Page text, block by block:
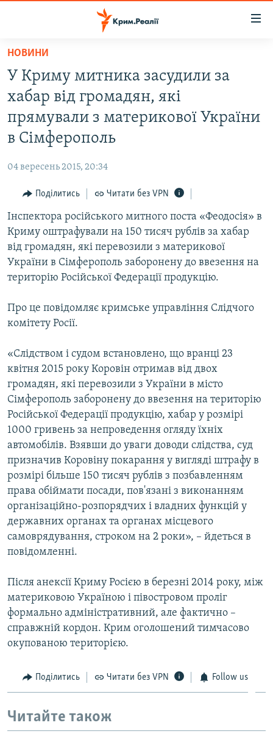
Перейти
основного
матеріалу
Перейти
до
основної
Перейти
пошуку
ВОДА.КРИМ
ВІДЕО ТА ФОТО
ПОЛІТИКА
ПОГЛЯД
ІНТЕРВ'Ю
ВСЕ ЗА ДЕНЬ
СПЕЦПРОЕКТИ
ДЕПОРТАЦІЯ
ВІДЕОУРОКИ «ELIFBE»
СВІДЧЕННЯ ОКУПАЦІЇ
УКРАЇНСЬКА ПРОБЛЕМА КРИМУ
ІНФОГРАФІКА
ЯК ОБІЙТИ БЛОКУВАННЯ
Qırımtatar
ДОЛУЧАЙСЯ!
Усі сайти RFE/RL
НОВИНИ
У Криму митника засудили за
хабар від громадян, які
прямували з материкової України
в Сімферополь
04 вересень 2015, 20:34
Поділитись Читати без VPN
Інспектора російського митного поста «Феодосія» в
Криму оштрафували на 150 тисяч рублів за хабар
від громадян, які перевозили з материкової
України в Сімферополь заборонену до ввезення на
територію Російської Федерації продукцію.
Про це повідомляє кримське управління Слідчого
комітету Росії.
«Слідством і судом встановлено, що вранці 23
квітня 2015 року Коровін отримав від двох
громадян, які перевозили з України в місто
Сімферополь заборонену до ввезення на територію
Російської Федерації продукцію, хабар у розмірі
1000 гривень за непроведення огляду їхніх
автомобілів. Взявши до уваги доводи слідства, суд
призначив Коровіну покарання у вигляді штрафу в
розмірі більше 150 тисяч рублів з позбавленням
права обіймати посади, пов'язані з виконанням
організаційно-розпорядчих і владних функцій у
державних органах та органах місцевого
самоврядування, строком на 2 роки», – йдеться в
повідомленні.
Після анексії Криму Росією в березні 2014 року, між
материковою Україною і півостровом проліг
формально адміністративний, але фактично –
справжній кордон. Крим оголошений тимчасово
окупованою територією.
Поділитись Читати без VPN Follow us
Читайте також